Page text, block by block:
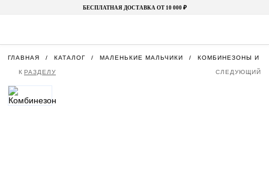
БЕСПЛАТНАЯ ДОСТАВКА ОТ 10 000 ₽
ГЛАВНАЯ КАТАЛОГ МАЛЕНЬКИЕ МАЛЬЧИКИ КОМБИНЕЗОНЫ И
К РАЗДЕЛУ СЛЕДУЮЩИЙ